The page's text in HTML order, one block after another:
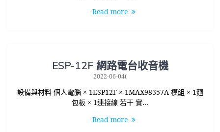
Read more
ESP-12F 網路電台收音機
2022-06-04(
設備與材料 個人電腦 × 1ESP12F × 1MAX98357A 模組 × 1麵
包板 × 1連接線 若干 實…
Read more